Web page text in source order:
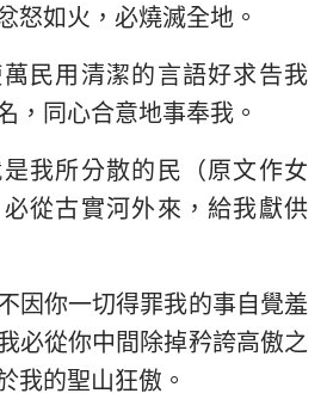
怒如火，必燒滅全地。
民用清潔的言語好求告我
同心合意地事奉我。
我所分散的民（原文作女
從古實河外來，給我獻供
因你一切得罪我的事自覺羞
必從你中間除掉矜誇高傲之
我的聖山狂傲。